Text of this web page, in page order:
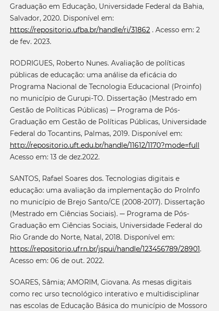
Graduação em Educação, Universidade Federal da Bahia,
Salvador, 2020. Disponível em:
https://repositorio.ufba.br/handle/ri/31862. Acesso em: 2
de fev. 2023.
RODRIGUES, Roberto Nunes. Avaliação de políticas
públicas de educação: uma análise da eficácia do
Programa Nacional de Tecnologia Educacional (Proinfo)
no município de Gurupi-TO. Dissertação (Mestrado em
Gestão de Políticas Públicas) ─ Programa de Pós-
Graduação em Gestão de Políticas Públicas, Universidade
Federal do Tocantins, Palmas, 2019. Disponível em:
http://repositorio.uft.edu.br/handle/11612/1170?mode=full
Acesso em: 13 de dez.2022.
SANTOS, Rafael Soares dos. Tecnologias digitais e
educação: uma avaliação da implementação do ProInfo
no município de Brejo Santo/CE (2008-2017). Dissertação
(Mestrado em Ciências Sociais). ─ Programa de Pós-
Graduação em Ciências Sociais, Universidade Federal do
Rio Grande do Norte, Natal, 2018. Disponível em:
https://repositorio.ufrn.br/jspui/handle/123456789/28901.
Acesso em: 06 de out. 2022.
SOARES, Sâmia; AMORIM, Giovana. As mesas digitais
como rec urso tecnológico interativo e multidisciplinar
nas escolas de Educação Básica do município de Mossoro